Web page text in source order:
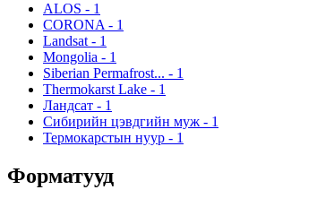
ALOS - 1
CORONA - 1
Landsat - 1
Mongolia - 1
Siberian Permafrost... - 1
Thermokarst Lake - 1
Ландсат - 1
Сибирийн цэвдгийн муж - 1
Термокарстын нуур - 1
Форматууд